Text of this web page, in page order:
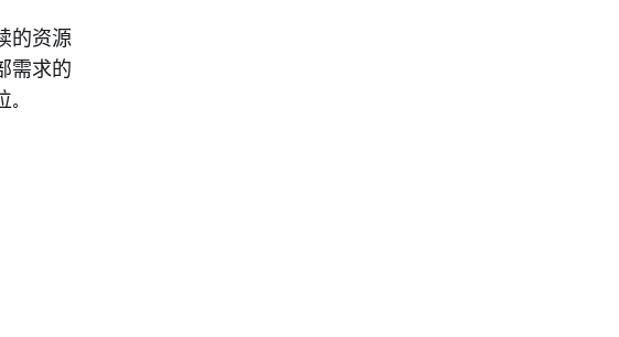
的资源
需求的